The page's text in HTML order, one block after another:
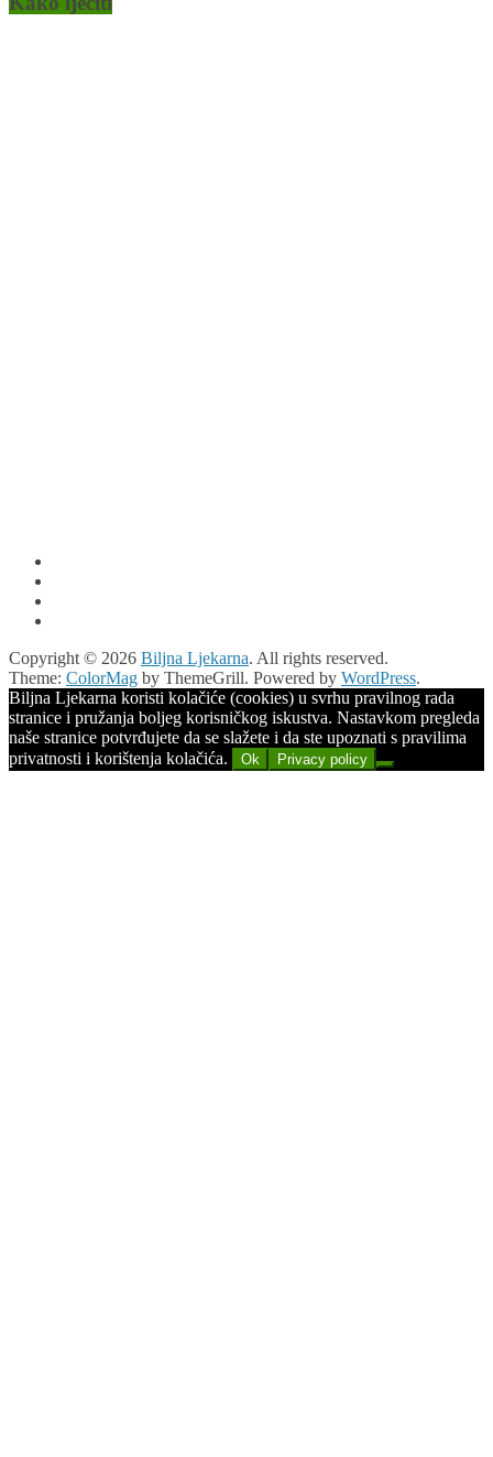
Copyright © 2026 Biljna Ljekarna. All rights reserved.
Theme: ColorMag by ThemeGrill. Powered by WordPress.
Biljna Ljekarna koristi kolačiće (cookies) u svrhu pravilnog rada
stranice i pružanja boljeg korisničkog iskustva. Nastavkom pregleda
naše stranice potvrđujete da se slažete i da ste upoznati s pravilima
privatnosti i korištenja kolačića.
Ok Privacy policy